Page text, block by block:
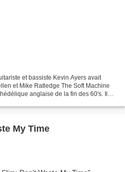
et bassiste Kevin Ayers avait
et Mike Ratledge The Soft Machine
anglaise de la fin des 60's. Il
My Time